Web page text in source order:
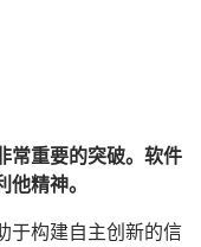
常重要的突破。软件
精神。
于构建自主创新的信